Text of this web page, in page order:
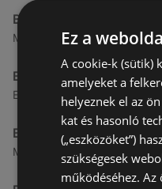
Benu Gyógyszertárak
Malompatak U.10, 9400
Benu Gyógyszertárak
Erzsébet Utca 6, 9400
Benu Gyógyszertárak
Mátyás Király Utca 23, 9400
Ez a
A cookie-k (sütik)
amelyeket a
helyeznek el az
kat és hasonló
(„eszközöket”)
szükségesek
működéséhez. Az